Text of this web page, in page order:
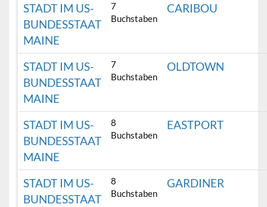
STADT IM US-
BUNDESSTAAT
MAINE
7
Buchstaben
CARIBOU
STADT IM US-
BUNDESSTAAT
MAINE
7
Buchstaben
OLDTOWN
STADT IM US-
BUNDESSTAAT
MAINE
8
Buchstaben
EASTPORT
STADT IM US-
BUNDESSTAAT
8
Buchstaben
GARDINER